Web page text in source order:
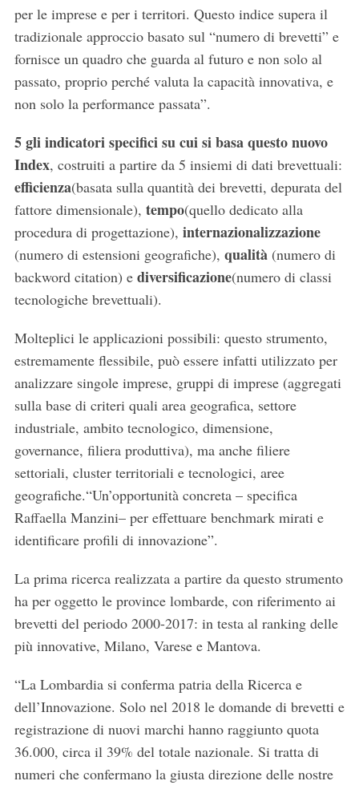
per le imprese e per i territori. Questo indice supera il
tradizionale approccio basato sul “numero di brevetti” e
fornisce un quadro che guarda al futuro e non solo al
passato, proprio perché valuta la capacità innovativa, e
non solo la performance passata”.
5 gli indicatori specifici su cui si basa questo nuovo
Index, costruiti a partire da 5 insiemi di dati brevettuali:
efficienza(basata sulla quantità dei brevetti, depurata del
fattore dimensionale), tempo(quello dedicato alla
procedura di progettazione), internazionalizzazione
(numero di estensioni geografiche), qualità(numero di
backword citation) e diversificazione(numero di classi
tecnologiche brevettuali).
Molteplici le applicazioni possibili: questo strumento,
estremamente flessibile, può essere infatti utilizzato per
analizzare singole imprese, gruppi di imprese (aggregati
sulla base di criteri quali area geografica, settore
industriale, ambito tecnologico, dimensione,
governance, filiera produttiva), ma anche filiere
settoriali, cluster territoriali e tecnologici, aree
geografiche.“Un’opportunità concreta – specifica
Raffaella Manzini– per effettuare benchmark mirati e
identificare profili di innovazione”.
La prima ricerca realizzata a partire da questo strumento
ha per oggetto le province lombarde, con riferimento ai
brevetti del periodo 2000-2017: in testa al ranking delle
più innovative, Milano, Varese e Mantova.
“La Lombardia si conferma patria della Ricerca e
dell’Innovazione. Solo nel 2018 le domande di brevetti e
registrazione di nuovi marchi hanno raggiunto quota
36.000, circa il 39% del totale nazionale. Si tratta di
numeri che confermano la giusta direzione delle nostre